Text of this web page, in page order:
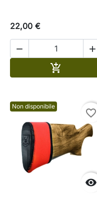
22,00 €
 

Non disponibile

favorite_border